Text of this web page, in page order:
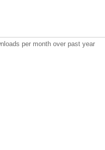
per month over past year